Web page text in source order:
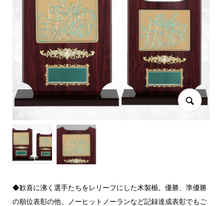
◆歓喜に沸く選手たちをレリーフにした木製楯。優勝、準優勝
の順位表彰の他、ノーヒットノーランなど記録達成表彰でもご